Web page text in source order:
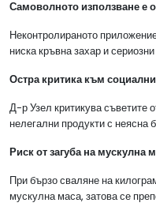
Самоволното използване е
Неконтролираното
ниска кръвна захар и
Остра критика към
Д-р Узел критикува съветите
нелегални продукти с неясна
Риск от загуба на мускулна
При бързо сваляне на
мускулна маса, затова се